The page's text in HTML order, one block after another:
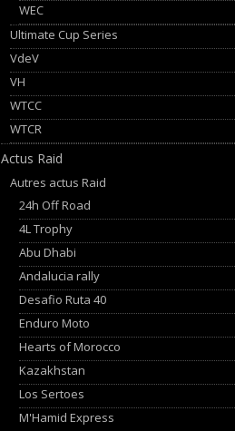
WEC
Ultimate Cup Series
VdeV
VH
WTCC
WTCR
Actus Raid
Autres actus Raid
24h Off Road
4L Trophy
Abu Dhabi
Andalucia rally
Desafio Ruta 40
Enduro Moto
Hearts of Morocco
Kazakhstan
Los Sertoes
M'Hamid Express